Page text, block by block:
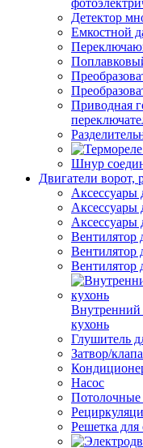
Детектор
Емкостной
Приводная
Шнур
Двигатели ворот,
Аксессуары
Аксессуары
Аксессуары
Вентилятор
Вентилятор
Вентилятор
Внутренний
кухонь
Глушитель
Затвор/
Насос
Потолочные
Решетка для